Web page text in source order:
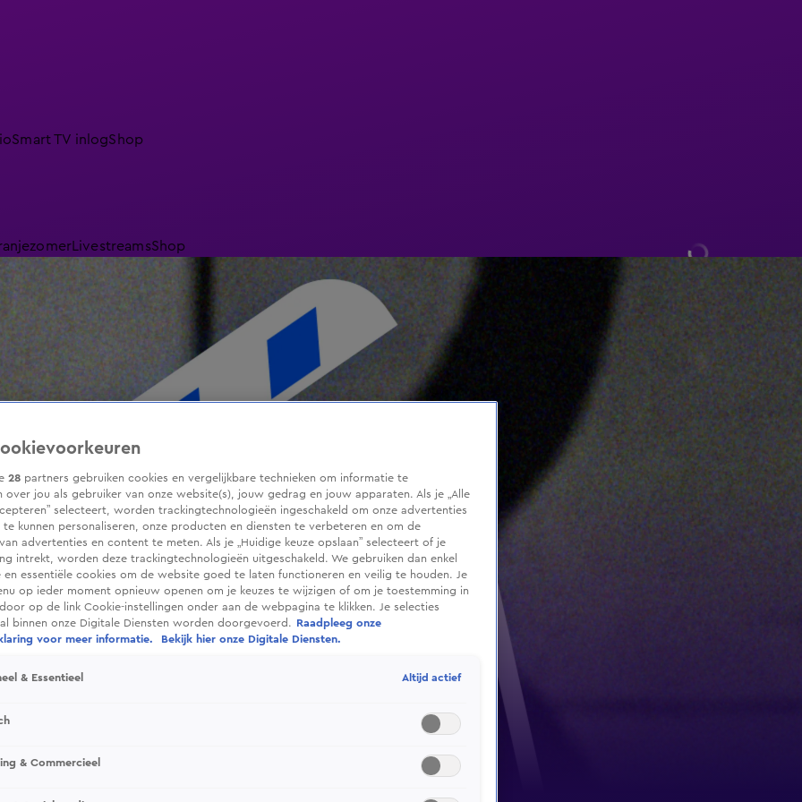
Smart TV inlogShop
LivestreamsShop
een film laat kijken. In elke aflevering
loep genomen en dingen getoond die de
28 partners gebruiken cookies en vergelijkbare technieken om informatie te
over jou als gebruiker van onze website(s), jouw gedrag en jouw apparaten. Als je „Alle
selecteert, worden trackingtechnologieën ingeschakeld om onze advertenties
kunnen personaliseren, onze producten en diensten te verbeteren en om de
advertenties en content te meten. Als je „Huidige keuze opslaan” selecteert of je
intrekt, worden deze trackingtechnologieën uitgeschakeld. We gebruiken dan enkel
en essentiële cookies om de website goed te laten functioneren en veilig te houden. Je
op ieder moment opnieuw openen om je keuzes te wijzigen of om je toestemming in
op de link Cookie-instellingen onder aan de webpagina te klikken. Je selecties
binnen onze Digitale Diensten worden doorgevoerd.
Raadpleeg onze
voor meer informatie.
Bekijk hier onze Digitale Diensten.
& Essentieel Altijd actief
& Commercieel